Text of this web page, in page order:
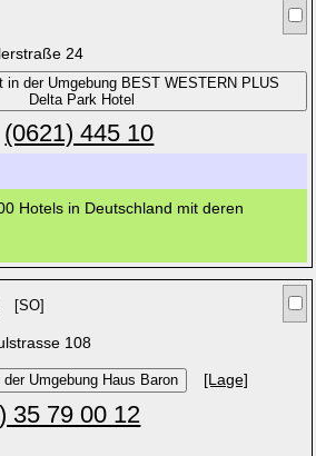
24
(0621) 445 10
Hotels in Deutschland mit deren
[SO]
108
[Lage]
35 79 00 12